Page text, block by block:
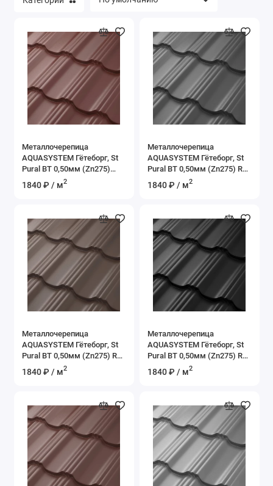
Металлочерепица
AQUASYSTEM Гётеборг, St
Pural BT 0,50мм (Zn275)
RAL 8017 - коричневый
шоколад
1840 ₽ / м2
Металлочерепица
AQUASYSTEM Гётеборг, St
Pural BT 0,50мм (Zn275) RR
23 - темно-серый
1840 ₽ / м2
Металлочерепица
AQUASYSTEM Гётеборг, St
Pural BT 0,50мм (Zn275) RR
32 - темно-коричневый
1840 ₽ / м2
Металлочерепица
AQUASYSTEM Гётеборг, St
Pural BT 0,50мм (Zn275) RR
33 - черный
1840 ₽ / м2